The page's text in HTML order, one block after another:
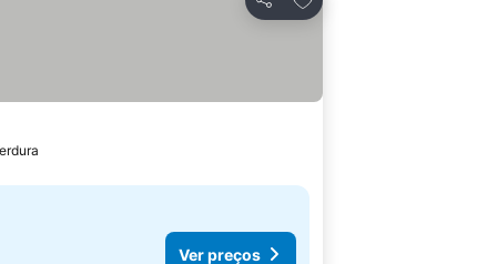
Partilhar
Ver preços